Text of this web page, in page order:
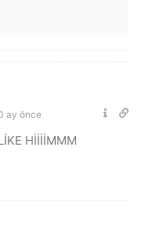
ay önce
HİİİİMMM